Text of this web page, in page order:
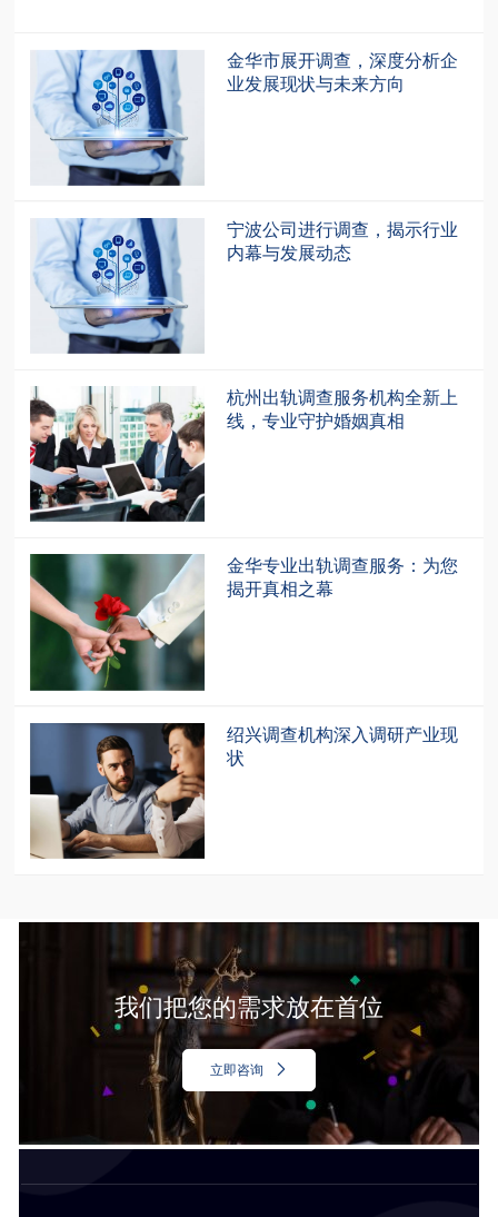
金华市展开调查，深度分析企
业发展现状与未来方向
宁波公司进行调查，揭示行业
内幕与发展动态
杭州出轨调查服务机构全新上
线，专业守护婚姻真相
金华专业出轨调查服务：为您
揭开真相之幕
绍兴调查机构深入调研产业现
状
我们把您的需求放在首位
立即咨询